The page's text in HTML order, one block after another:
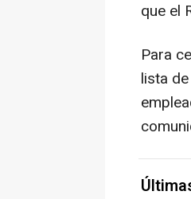
que el
Para
lista